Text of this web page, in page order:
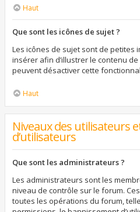
Haut
Que sont les icônes de sujet ?
Les icônes de sujet sont de petites
insérer afin d’illustrer le contenu
peuvent désactiver cette
Haut
Niveaux des utilisateurs
d’utilisateurs
Que sont les administrateurs ?
Les administrateurs sont les
niveau de contrôle sur le forum.
toutes les opérations du forum,